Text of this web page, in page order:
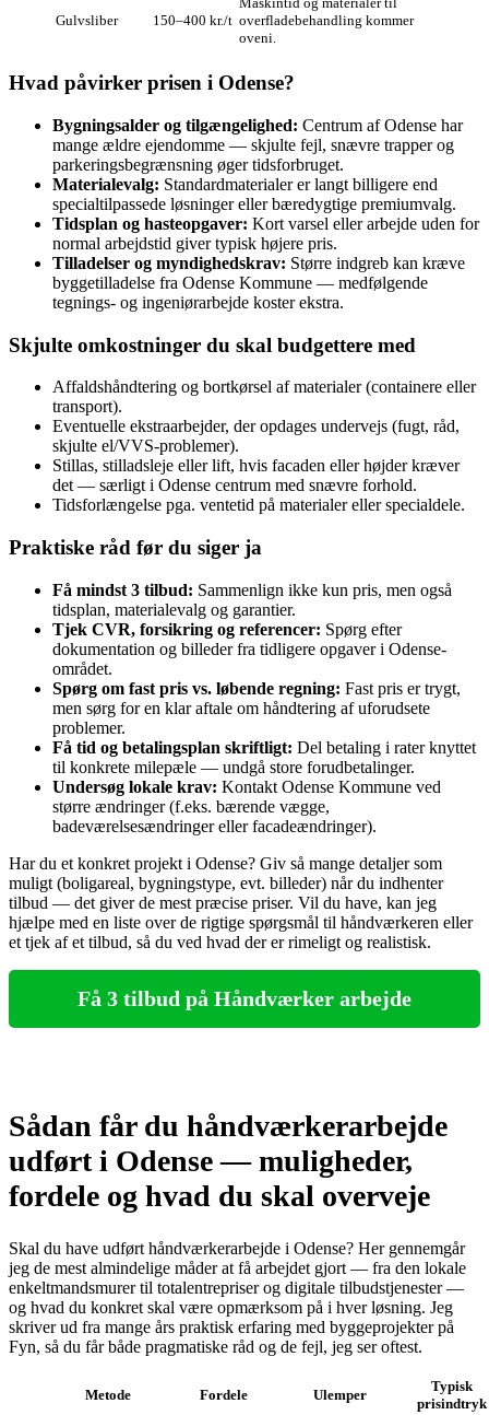
Gulvsliber 150–400 kr./t overfladebehandling kommer
oveni.
Hvad påvirker prisen i Odense?
Bygningsalder og tilgængelighed: Centrum af Odense har
mange ældre ejendomme — skjulte fejl, snævre trapper og
parkeringsbegrænsning øger tidsforbruget.
Materialevalg: Standardmaterialer er langt billigere end
specialtilpassede løsninger eller bæredygtige premiumvalg.
Tidsplan og hasteopgaver: Kort varsel eller arbejde uden for
normal arbejdstid giver typisk højere pris.
Tilladelser og myndighedskrav: Større indgreb kan kræve
byggetilladelse fra Odense Kommune — medfølgende
tegnings- og ingeniørarbejde koster ekstra.
Skjulte omkostninger du skal budgettere med
Affaldshåndtering og bortkørsel af materialer (containere eller
transport).
Eventuelle ekstraarbejder, der opdages undervejs (fugt, råd,
skjulte el/VVS-problemer).
Stillas, stilladsleje eller lift, hvis facaden eller højder kræver
det — særligt i Odense centrum med snævre forhold.
Tidsforlængelse pga. ventetid på materialer eller specialdele.
Praktiske råd før du siger ja
Få mindst 3 tilbud: Sammenlign ikke kun pris, men også
tidsplan, materialevalg og garantier.
Tjek CVR, forsikring og referencer: Spørg efter
dokumentation og billeder fra tidligere opgaver i Odense-
området.
Spørg om fast pris vs. løbende regning: Fast pris er trygt,
men sørg for en klar aftale om håndtering af uforudsete
problemer.
Få tid og betalingsplan skriftligt: Del betaling i rater knyttet
til konkrete milepæle — undgå store forudbetalinger.
Undersøg lokale krav: Kontakt Odense Kommune ved
større ændringer (f.eks. bærende vægge,
badeværelsesændringer eller facadeændringer).
Har du et konkret projekt i Odense? Giv så mange detaljer som
muligt (boligareal, bygningstype, evt. billeder) når du indhenter
tilbud — det giver de mest præcise priser. Vil du have, kan jeg
hjælpe med en liste over de rigtige spørgsmål til håndværkeren eller
et tjek af et tilbud, så du ved hvad der er rimeligt og realistisk.
Få 3 tilbud på Håndværker arbejde
Sådan får du håndværkerarbejde
udført i Odense — muligheder,
fordele og hvad du skal overveje
Skal du have udført håndværkerarbejde i Odense? Her gennemgår
jeg de mest almindelige måder at få arbejdet gjort — fra den lokale
enkeltmandsmurer til totalentrepriser og digitale tilbudstjenester —
og hvad du konkret skal være opmærksom på i hver løsning. Jeg
skriver ud fra mange års praktisk erfaring med byggeprojekter på
Fyn, så du får både pragmatiske råd og de fejl, jeg ser oftest.
Metode Fordele Ulemper
Typisk
prisindtryk